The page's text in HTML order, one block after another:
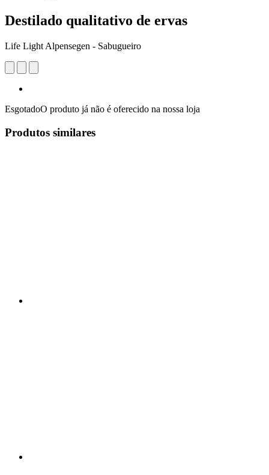
Destilado qualitativo de ervas
Life Light Alpensegen - Sabugueiro
EsgotadoO produto já não é oferecido na nossa loja
Produtos similares